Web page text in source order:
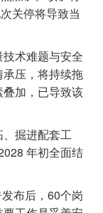
关停将导致当
术难题与安全
压，将持续拖
加，已导致该
掘进配套工
年初全面结
布后，60个岗